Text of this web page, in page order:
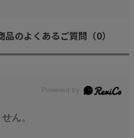
品のよくあるご質問 （0）
ん。